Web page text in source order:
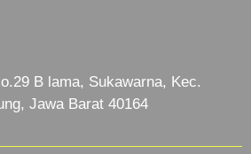
B lama, Sukawarna, Kec.
Jawa Barat 40164